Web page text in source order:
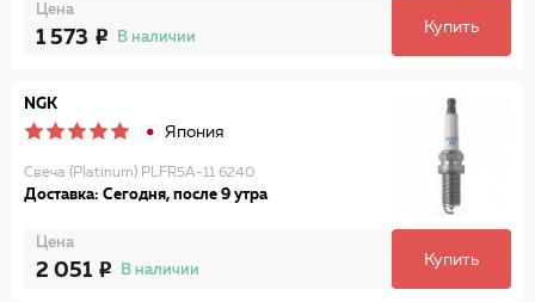
Цена
1 573 В наличии
Купить
NGK
Япония
Свеча (Platinum) PLFR5A-11 6240
Доставка: Сегодня, после 9 утра
Цена
2 051 В наличии
Купить